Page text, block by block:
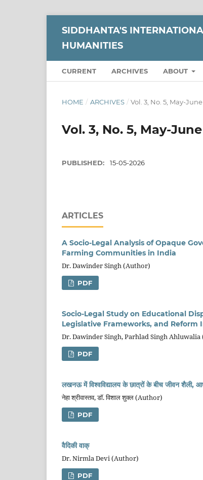
SIDDHANTA'S
HUMANITIES
CURRENT ARCHIVES ABOUT
HOME / ARCHIVES / Vol. 3, No. 5, May-
Vol. 3, No. 5, May-
PUBLISHED: 15-05-2026
ARTICLES
A Socio-Legal Analysis of Opaque
Farming Communities in India
Dr. Dawinder Singh (Author)
PDF
Socio-Legal Study on Educational
Legislative Frameworks, and Reform
Dr. Dawinder Singh, Parhlad Singh
PDF
लखनऊ में विश्वविद्यालय के छात्रों के बीच जीवन शैली,
नेहा श्रीवास्तव, डॉ. विशाल शुक्ल (Author)
PDF
वैदिकी वाक्
Dr. Nirmla Devi (Author)
PDF